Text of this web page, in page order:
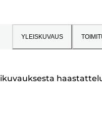
YLEISKUVAUS